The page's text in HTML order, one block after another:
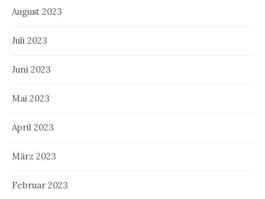
August 2023
Juli 2023
Juni 2023
Mai 2023
April 2023
März 2023
Februar 2023